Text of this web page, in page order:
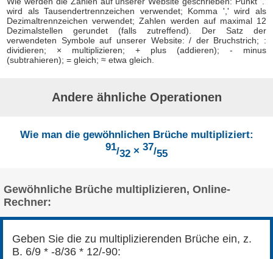
wird als Tausendertrennzeichen verwendet; Komma ',' wird als
Dezimaltrennzeichen verwendet; Zahlen werden auf maximal 12
Dezimalstellen gerundet (falls zutreffend). Der Satz der
verwendeten Symbole auf unserer Website: / der Bruchstrich; :
dividieren; × multiplizieren; + plus (addieren); - minus
(subtrahieren); = gleich; ≈ etwa gleich.
Andere ähnliche Operationen
Wie man die gewöhnlichen Brüche multipliziert:
91/32 × 37/55
Gewöhnliche Brüche multiplizieren, Online-
Rechner:
Geben Sie die zu multiplizierenden Brüche ein, z.
B. 6/9 * -8/36 * 12/-90: